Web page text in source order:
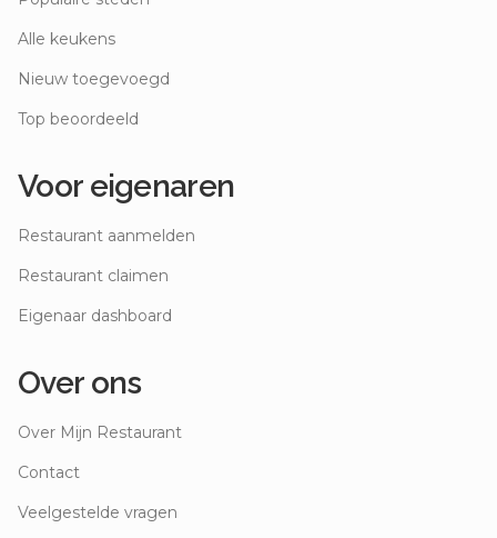
Alle keukens
Nieuw toegevoegd
Top beoordeeld
Voor eigenaren
Restaurant aanmelden
Restaurant claimen
Eigenaar dashboard
Over ons
Over Mijn Restaurant
Contact
Veelgestelde vragen